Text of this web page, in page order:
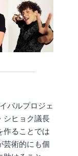
バルプロジェ
シヒョク議長
作ることでは
芸術的にも個